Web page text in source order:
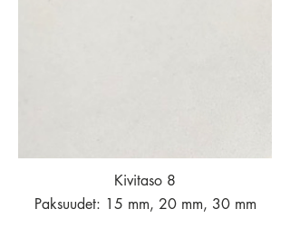
Kivitaso 8
Paksuudet: 15 mm, 20 mm, 30 mm